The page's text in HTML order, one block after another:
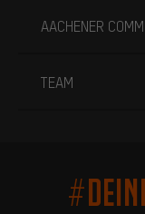
AACHENER
TEAM